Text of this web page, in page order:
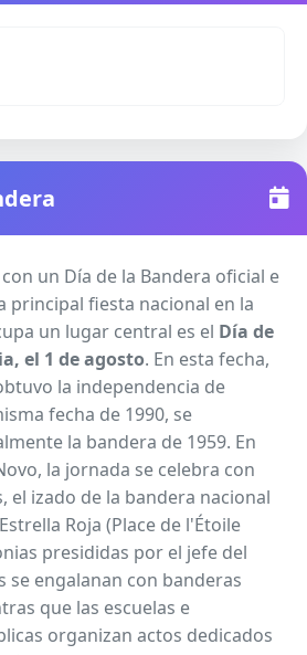
un Día de la Bandera oficial e
principal fiesta nacional en la
un lugar central es el Día de
el 1 de agosto. En esta fecha,
la independencia de
fecha de 1990, se
la bandera de 1959. En
la jornada se celebra con
el izado de la bandera nacional
Roja (Place de l'Étoile
presididas por el jefe del
se engalanan con banderas
que las escuelas e
organizan actos dedicados